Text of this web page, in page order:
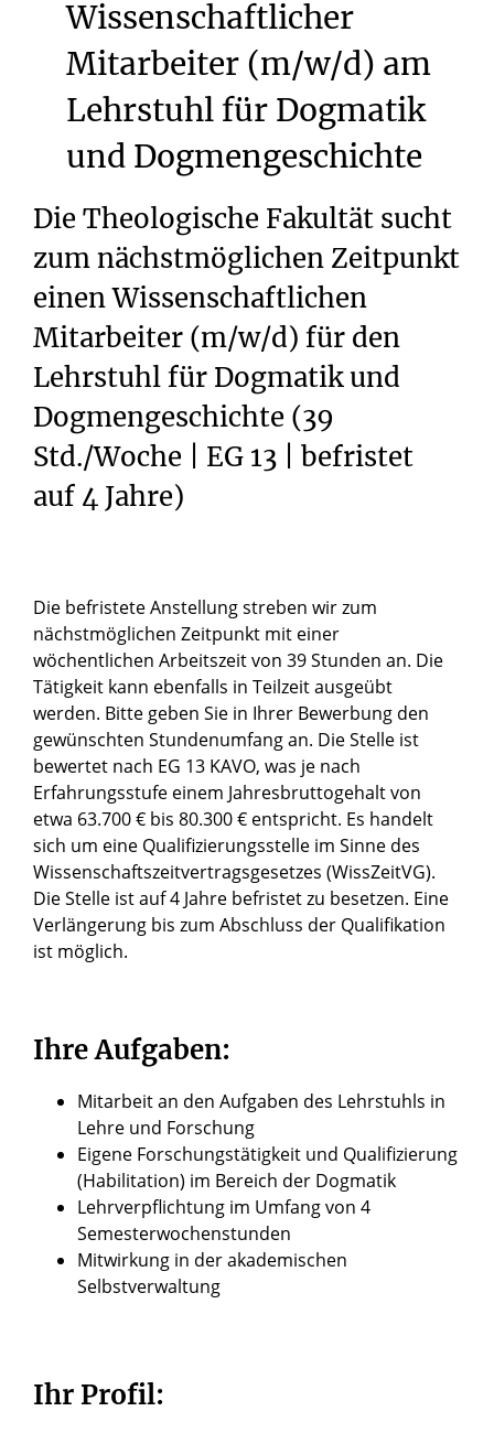
Wissenschaftlicher
Mitarbeiter (m/w/d) am
Lehrstuhl für Dogmatik
und Dogmengeschichte
Die Theologische Fakultät sucht
zum nächstmöglichen Zeitpunkt
einen Wissenschaftlichen
Mitarbeiter (m/w/d) für den
Lehrstuhl für Dogmatik und
Dogmengeschichte (39
Std./Woche | EG 13 | befristet
auf 4 Jahre)
Die befristete Anstellung streben wir zum
nächstmöglichen Zeitpunkt mit einer
wöchentlichen Arbeitszeit von 39 Stunden an. Die
Tätigkeit kann ebenfalls in Teilzeit ausgeübt
werden. Bitte geben Sie in Ihrer Bewerbung den
gewünschten Stundenumfang an. Die Stelle ist
bewertet nach EG 13 KAVO, was je nach
Erfahrungsstufe einem Jahresbruttogehalt von
etwa 63.700 € bis 80.300 € entspricht. Es handelt
sich um eine Qualifizierungsstelle im Sinne des
Wissenschaftszeitvertragsgesetzes (WissZeitVG).
Die Stelle ist auf 4 Jahre befristet zu besetzen. Eine
Verlängerung bis zum Abschluss der Qualifikation
ist möglich.
Ihre Aufgaben:
Mitarbeit an den Aufgaben des Lehrstuhls in
Lehre und Forschung
Eigene Forschungstätigkeit und Qualifizierung
(Habilitation) im Bereich der Dogmatik
Lehrverpflichtung im Umfang von 4
Semesterwochenstunden
Mitwirkung in der akademischen
Selbstverwaltung
Ihr Profil: